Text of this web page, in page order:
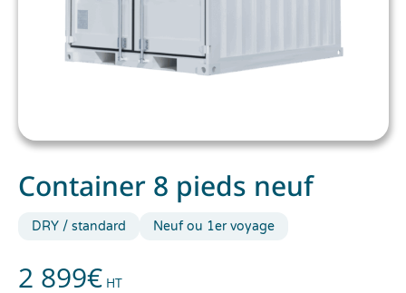
Container 8 pieds neuf
DRY / standard Neuf ou 1er voyage
2 899€ HT